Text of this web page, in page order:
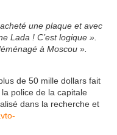
une plaque et avec
Lada ! C’est logique ».
à Moscou ».
de 50 mille dollars fait
police de la capitale
dans la recherche et